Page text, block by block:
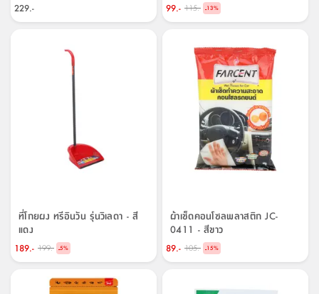
229.- 99.- 115.- -13%
ที่โกยผง ทรีอินวัน รุ่นวิเลดา - สี
แดง
189.- 199.- -5%
ผ้าเช็ดคอนโซลพลาสติก JC-
0411 - สีขาว
89.- 105.- -15%